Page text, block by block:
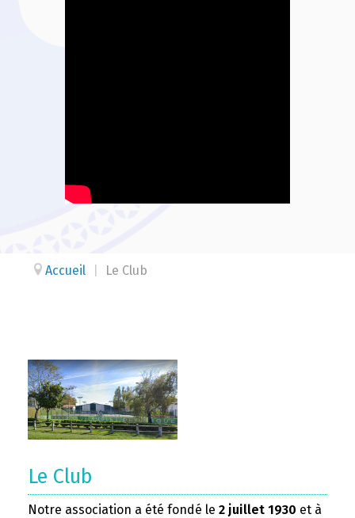
Accueil Le Club
Le Club
Notre association a été fondé le 2 juillet 1930 et à